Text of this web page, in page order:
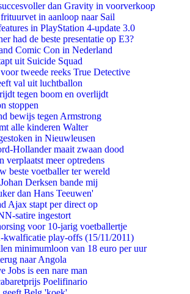
dan Gravity in voorverkoop
in aanloop naar Sail
in PlayStation 4-update 3.0
had de beste presentatie op E3?
Comic Con in Nederland
uit Suicide Squad
tweede reeks True Detective
val uit luchtballon
tegen boom en overlijdt
stoppen
bewijs tegen Armstrong
alle kinderen Walter
in Nieuwleusen
Hollander maait zwaan dood
verplaatst meer optredens
beste voetballer ter wereld
Derksen bande mij
dan Hans Teeuwen'
Ajax stapt per direct op
satire ingestort
voor 10-jarig voetballertje
kwalficatie play-offs (15/11/2011)
minimumloon van 18 euro per uur
naar Angola
Jobs is een nare man
Poelifinario